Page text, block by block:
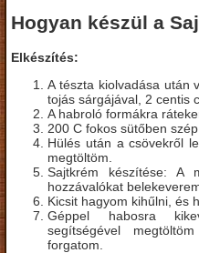
Hogyan készül a
Elkészítés:
A tészta kiolvadása után
tojás sárgájával, 2 centis
A habroló formákra
200 C fokos sütőben
Hülés után a csövekről
megtöltöm.
Sajtkrém készítése: A
hozzávalókat
Kicsit hagyom kihűlni, és
Géppel habosra
segítségével
forgatom.